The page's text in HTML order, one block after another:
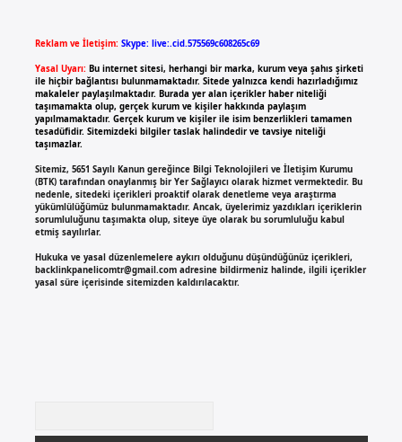
Reklam ve İletişim: Skype: live:.cid.575569c608265c69
Yasal Uyarı: Bu internet sitesi, herhangi bir marka, kurum veya şahıs şirketi
ile hiçbir bağlantısı bulunmamaktadır. Sitede yalnızca kendi hazırladığımız
makaleler paylaşılmaktadır. Burada yer alan içerikler haber niteliği
taşımamakta olup, gerçek kurum ve kişiler hakkında paylaşım
yapılmamaktadır. Gerçek kurum ve kişiler ile isim benzerlikleri tamamen
tesadüfidir. Sitemizdeki bilgiler taslak halindedir ve tavsiye niteliği
taşımazlar.
Sitemiz, 5651 Sayılı Kanun gereğince Bilgi Teknolojileri ve İletişim Kurumu
(BTK) tarafından onaylanmış bir Yer Sağlayıcı olarak hizmet vermektedir. Bu
nedenle, sitedeki içerikleri proaktif olarak denetleme veya araştırma
yükümlülüğümüz bulunmamaktadır. Ancak, üyelerimiz yazdıkları içeriklerin
sorumluluğunu taşımakta olup, siteye üye olarak bu sorumluluğu kabul
etmiş sayılırlar.
Hukuka ve yasal düzenlemelere aykırı olduğunu düşündüğünüz içerikleri,
backlinkpanelicomtr@gmail.comadresine bildirmeniz halinde, ilgili içerikler
yasal süre içerisinde sitemizden kaldırılacaktır.